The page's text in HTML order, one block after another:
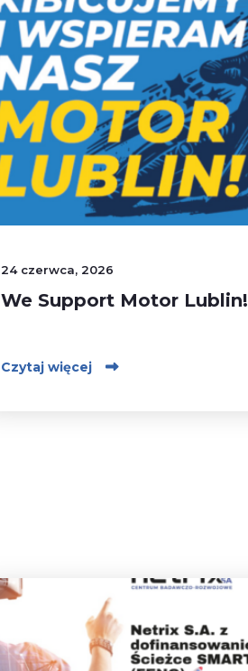
24 czerwca, 2026
We Support Motor Lublin!
Czytaj więcej